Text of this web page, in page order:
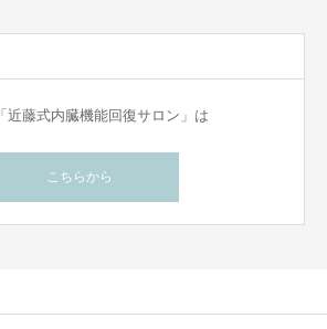
近藤式内臓機能回復サロン」は
こちらから